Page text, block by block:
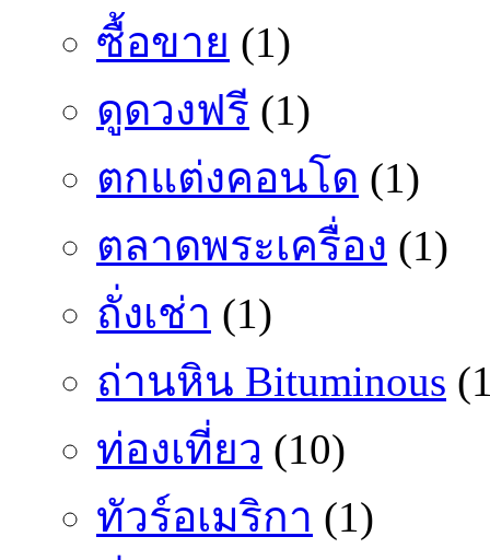
ซื้อขาย (1)
ดูดวงฟรี (1)
ตกแต่งคอนโด (1)
ตลาดพระเครื่อง (1)
ถั่งเช่า (1)
ถ่านหิน Bituminous
ท่องเที่ยว (10)
ทัวร์อเมริกา (1)